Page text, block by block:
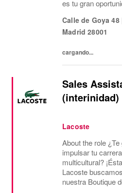
es tu gran
nuestra nueva
Salamanca,...
Calle de Goya 48
Madrid 28001
cargando...
Sales
(interinidad)
Lacoste
About the role
impulsar tu
multicultural?
Lacoste
nuestra Boutique